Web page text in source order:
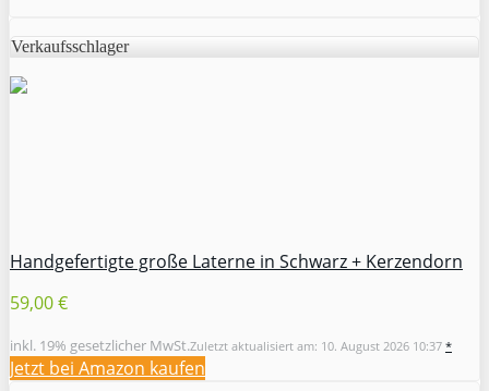
Verkaufsschlager
Handgefertigte große Laterne in Schwarz + Kerzendorn
59,00 €
inkl. 19% gesetzlicher MwSt.Zuletzt aktualisiert am: 10. August 2026 10:37 *
Jetzt bei Amazon kaufen